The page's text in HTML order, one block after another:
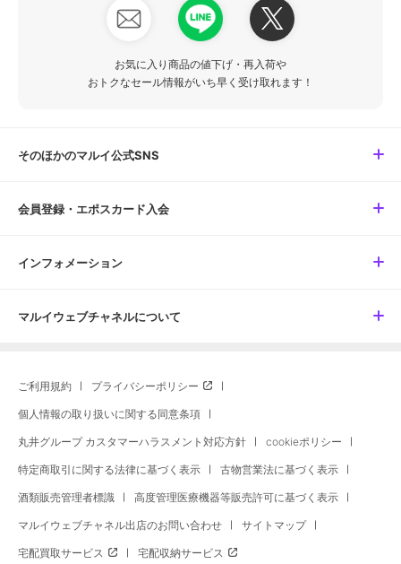
お気に入り商品の値下げ・再入荷や
おトクなセール情報がいち早く受け取れます！
そのほかのマルイ公式SNS
会員登録・エポスカード入会
インフォメーション
マルイウェブチャネルについて
ご利用規約 プライバシーポリシー
個人情報の取り扱いに関する同意条項
丸井グループ カスタマーハラスメント対応方針 cookieポリシー
特定商取引に関する法律に基づく表示 古物営業法に基づく表示
酒類販売管理者標識 高度管理医療機器等販売許可に基づく表示
マルイウェブチャネル出店のお問い合わせ サイトマップ
宅配買取サービス 宅配収納サービス